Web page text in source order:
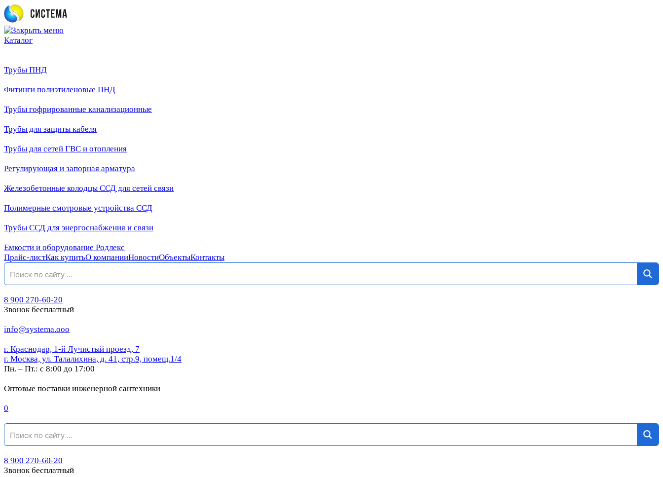
Каталог
Трубы ПНД
Фитинги полиэтиленовые ПНД
Трубы гофрированные канализационные
Трубы для защиты кабеля
Трубы для сетей ГВС и отопления
Регулирующая и запорная арматура
Железобетонные колодцы ССД для сетей связи
Полимерные смотровые устройства ССД
Трубы ССД для энергоснабжения и связи
Емкости и оборудование Родлекс
Прайс-листКак купитьО компанииНовостиОбъектыКонтакты
8 900 270-60-20
Звонок бесплатный
info@systema.ooo
г. Краснодар, 1-й Лучистый проезд, 7
г. Москва, ул. Талалихина, д. 41, стр.9, помещ.1/4
Пн. – Пт.: с 8:00 до 17:00
Оптовые поставки инженерной сантехники
0
8 900 270-60-20
Звонок бесплатный